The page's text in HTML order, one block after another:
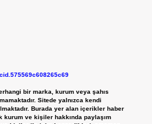
bir marka, kurum veya şahıs
Sitede yalnızca kendi
Burada yer alan içerikler haber
kurum ve kişiler hakkında paylaşım